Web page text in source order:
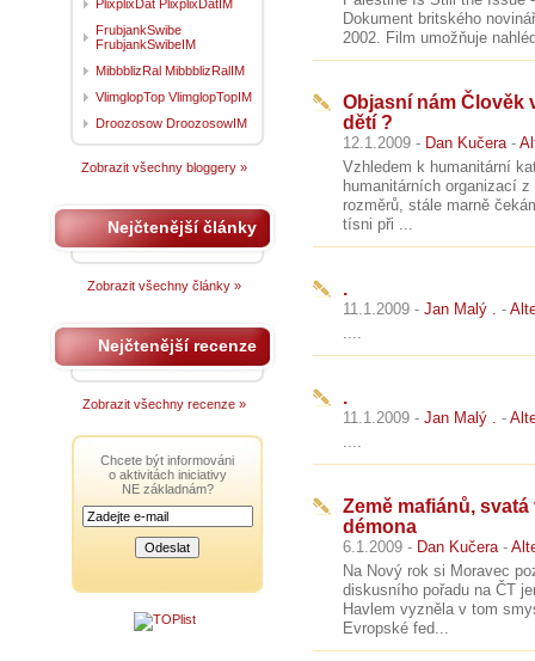
Dokument britského
2002. Film umožňuje
Objasní nám Člověk
dětí ?
12.1.2009 - Dan Kučera-
Vzhledem k humanitární
humanitárních organizací
rozměrů, stále marně
tísni při ...
.
11.1.2009 - Jan Malý . -
....
.
11.1.2009 - Jan Malý . -
....
Země mafiánů,
démona
6.1.2009 - Dan Kučera-
Na Nový rok si Moravec
diskusního pořadu na ČT
Havlem vyzněla v tom
Evropské fed...
PlixplixDat PlixplixDatIM
FrubjankSwibe
FrubjankSwibeIM
MibbblizRal MibbblizRalIM
VlimglopTop VlimglopTopIM
Droozosow DroozosowIM
Zobrazit všechny bloggery »
Nejčtenější články
Zobrazit všechny články »
Nejčtenější recenze
Zobrazit všechny recenze »
Chcete být informováni
o aktivitách iniciativy
NE základnám?